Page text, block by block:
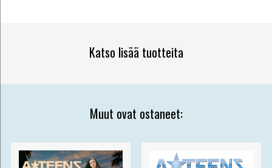
Katso lisää tuotteita
Muut ovat ostaneet: